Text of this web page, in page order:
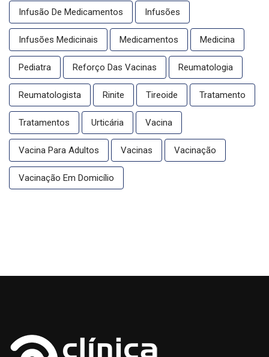
Infusão De Medicamentos Infusões
Infusões Medicinais Medicamentos Medicina
Pediatra Reforço Das Vacinas Reumatologia
Reumatologista Rinite Tireoide Tratamento
Tratamentos Urticária Vacina
Vacina Para Adultos Vacinas Vacinação
Vacinação Em Domicílio